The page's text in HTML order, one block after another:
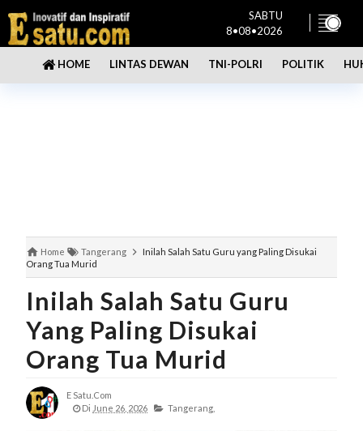
SABTU
8•08•2026
HOME LINTAS DEWAN TNI-POLRI POLITIK
Home Tangerang
Inilah Salah Satu Guru yang Paling Disukai
Orang Tua Murid
Inilah Salah Satu Guru
Yang Paling Disukai
Orang Tua Murid
E Satu.com
Di June 26, 2026 Tangerang,